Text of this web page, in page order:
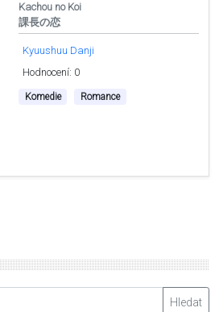
Kachou no Koi
課長の恋
Kyuushuu Danji
Hodnocení: 0
Komedie Romance
Hledat